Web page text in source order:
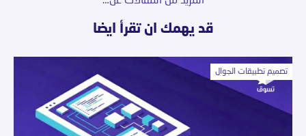
قد يهمك ان تقرأ ايضا
تصميم تطبيقات الجوال